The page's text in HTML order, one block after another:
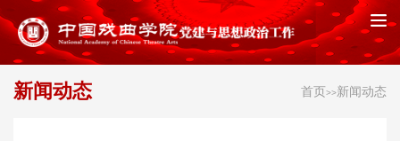
新闻动态 首页>>新闻动态